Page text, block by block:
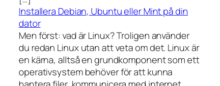
Installera Debian, Ubuntu eller Mint på din
dator
Men först: vad är Linux? Troligen använder
du redan Linux utan att veta om det. Linux är
en kärna, alltså en grundkomponent som ett
operativsystem behöver för att kunna